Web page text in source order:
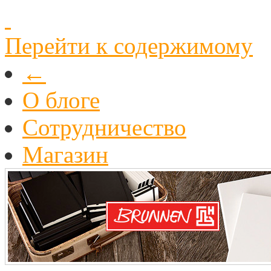
Перейти к содержимому
←
О блоге
Cотрудничество
Магазин